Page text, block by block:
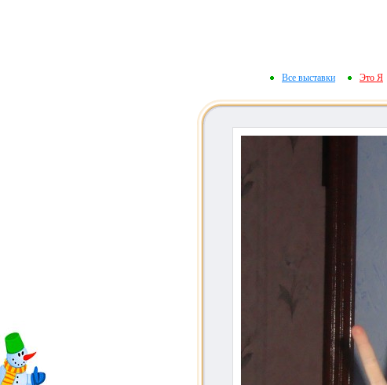
Все выставки Это Я